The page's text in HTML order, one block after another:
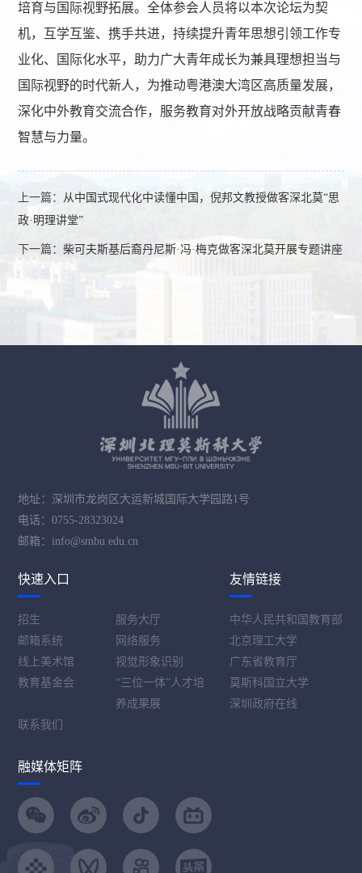
培育与国际视野拓展。全体参会人员将以本次论坛为契
机，互学互鉴、携手共进，持续提升青年思想引领工作专
业化、国际化水平，助力广大青年成长为兼具理想担当与
国际视野的时代新人，为推动粤港澳大湾区高质量发展，
深化中外教育交流合作，服务教育对外开放战略贡献青春
智慧与力量。
上一篇： 从中国式现代化中读懂中国，倪邦文教授做客深北莫“思
政·明理讲堂”
下一篇：柴可夫斯基后裔丹尼斯·冯·梅克做客深北莫开展专题讲座
地址：深圳市龙岗区大运新城国际大学园路1号
电话：0755-28323024
邮箱：info@smbu.edu.cn
快速入口
招生
服务大厅
邮箱系统
网络服务
线上美术馆
视觉形象识别
教育基金会
“三位一体”人才培
养成果展
联系我们
友情链接
中华人民共和国教育部
北京理工大学
广东省教育厅
莫斯科国立大学
深圳政府在线
融媒体矩阵